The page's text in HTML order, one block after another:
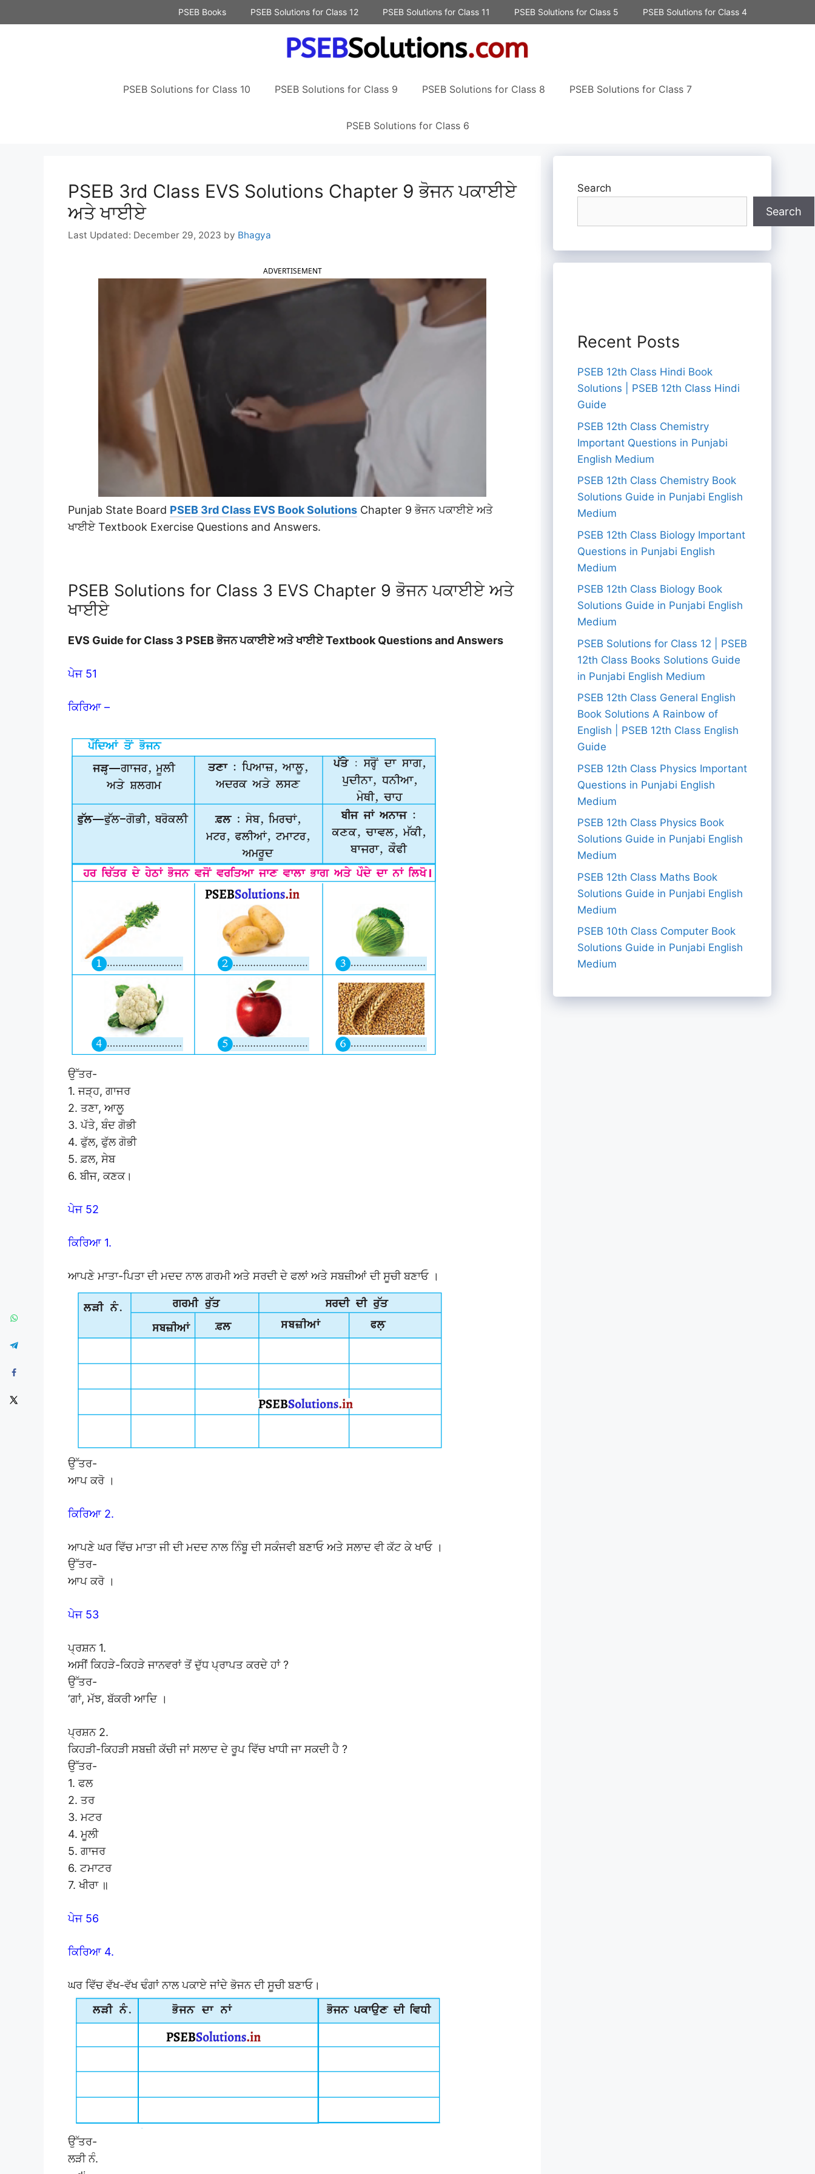
to
PSEB Books PSEB Solutions for Class 12 PSEB Solutions for Class 11 PSEB Solutions for Class 5 PSEB Solutions for Class 4
PSEB Solutions for Class 10 PSEB Solutions for Class 9 PSEB Solutions for Class 8 PSEB Solutions for Class 7
PSEB Solutions for Class 6
PSEB 3rd Class EVS Solutions Chapter 9 ਭੋਜਨ ਪਕਾਈਏ
ਅਤੇ ਖਾਈਏ
December 29, 2023 by Bhagya
ADVERTISEMENT
Punjab State Board PSEB 3rd Class EVS Book Solutions Chapter 9 ਭੋਜਨ ਪਕਾਈਏ ਅਤੇ
ਖਾਈਏ Textbook Exercise Questions and Answers.
PSEB Solutions for Class 3 EVS Chapter 9 ਭੋਜਨ ਪਕਾਈਏ ਅਤੇ
ਖਾਈਏ
EVS Guide for Class 3 PSEB ਭੋਜਨ ਪਕਾਈਏ ਅਤੇ ਖਾਈਏ Textbook Questions and Answers
ਪੇਜ 51
ਕਿਰਿਆ –
ਉੱਤਰ-
1. ਜੜ੍ਹ, ਗਾਜਰ
2. ਤਣਾ, ਆਲੂ
3. ਪੱਤੇ, ਬੰਦ ਗੋਭੀ
4. ਫੁੱਲ, ਫੁੱਲ ਗੋਭੀ
5. ਫ਼ਲ, ਸੇਬ
6. ਬੀਜ, ਕਣਕ।
ਪੇਜ 52
ਕਿਰਿਆ 1.
ਆਪਣੇ ਮਾਤਾ-ਪਿਤਾ ਦੀ ਮਦਦ ਨਾਲ ਗਰਮੀ ਅਤੇ ਸਰਦੀ ਦੇ ਫਲਾਂ ਅਤੇ ਸਬਜ਼ੀਆਂ ਦੀ ਸੂਚੀ ਬਣਾਓ ।
ਉੱਤਰ-
ਆਪ ਕਰੋ ।
ਕਿਰਿਆ 2.
ਆਪਣੇ ਘਰ ਵਿੱਚ ਮਾਤਾ ਜੀ ਦੀ ਮਦਦ ਨਾਲ ਨਿੰਬੂ ਦੀ ਸਕੰਜਵੀ ਬਣਾਓ ਅਤੇ ਸਲਾਦ ਵੀ ਕੱਟ ਕੇ ਖਾਓ ।
ਉੱਤਰ-
ਆਪ ਕਰੋ ।
ਪੇਜ 53
ਪ੍ਰਸ਼ਨ 1.
ਅਸੀਂ ਕਿਹੜੇ-ਕਿਹੜੇ ਜਾਨਵਰਾਂ ਤੋਂ ਦੁੱਧ ਪ੍ਰਾਪਤ ਕਰਦੇ ਹਾਂ ?
ਉੱਤਰ-
‘ਗਾਂ, ਮੱਝ, ਬੱਕਰੀ ਆਦਿ ।
ਪ੍ਰਸ਼ਨ 2.
ਕਿਹੜੀ-ਕਿਹੜੀ ਸਬਜ਼ੀ ਕੱਚੀ ਜਾਂ ਸਲਾਦ ਦੇ ਰੂਪ ਵਿੱਚ ਖਾਧੀ ਜਾ ਸਕਦੀ ਹੈ ?
ਉੱਤਰ-
1. ਫਲ
2. ਤਰ
3. ਮਟਰ
4. ਮੂਲੀ
5. ਗਾਜਰ
6. ਟਮਾਟਰ
7. ਖੀਰਾ ॥
ਪੇਜ 56
ਕਿਰਿਆ 4.
ਘਰ ਵਿੱਚ ਵੱਖ-ਵੱਖ ਢੰਗਾਂ ਨਾਲ ਪਕਾਏ ਜਾਂਦੇ ਭੋਜਨ ਦੀ ਸੂਚੀ ਬਣਾਓ।
ਉੱਤਰ-
ਲੜੀ ਨੰ.
Search
Search
Recent Posts
PSEB 12th Class Hindi Book
Solutions | PSEB 12th Class Hindi
Guide
PSEB 12th Class Chemistry
Important Questions in Punjabi
English Medium
PSEB 12th Class Chemistry Book
Solutions Guide in Punjabi English
Medium
PSEB 12th Class Biology Important
Questions in Punjabi English
Medium
PSEB 12th Class Biology Book
Solutions Guide in Punjabi English
Medium
PSEB Solutions for Class 12 | PSEB
12th Class Books Solutions Guide
in Punjabi English Medium
PSEB 12th Class General English
Book Solutions A Rainbow of
English | PSEB 12th Class English
Guide
PSEB 12th Class Physics Important
Questions in Punjabi English
Medium
PSEB 12th Class Physics Book
Solutions Guide in Punjabi English
Medium
PSEB 12th Class Maths Book
Solutions Guide in Punjabi English
Medium
PSEB 10th Class Computer Book
Solutions Guide in Punjabi English
Medium